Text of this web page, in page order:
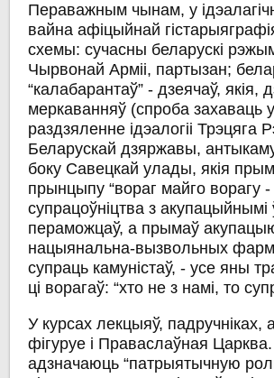
Пераважным чынам, у
вайна афіцыйнай
схемы: сучасны беларускі
Чырвонай Арміі, партызан;
“калабарантаў” - дзеячаў, якія,
меркаванняў (спроба захаваць
раздзяленне ідэалогіі Трэцяга
Беларускай дзяржавы,
боку Савецкай улады, якія
прынцыпу “вораг майго ворагу -
супрацоўніцтва з
пераможцаў, а прымаў
нацыянальна-вызвольных
супраць камуністаў, - усе яны
ці ворагаў: “хто не з намі, то
У курсах лекцыяў,
фігуруе і Праваслаўная
адзначаюць “патрыятычную